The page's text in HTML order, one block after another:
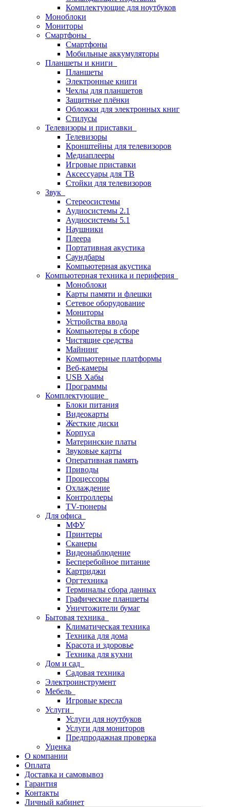
Комплектующие для ноутбуков
Моноблоки
Мониторы
Смартфоны
Смартфоны
Мобильные аккумуляторы
Планшеты и книги
Планшеты
Электронные книги
Чехлы для планшетов
Защитные плёнки
Обложки для электронных книг
Стилусы
Телевизоры и приставки
Телевизоры
Кронштейны для телевизоров
Медиаплееры
Игровые приставки
Аксессуары для ТВ
Стойки для телевизоров
Звук
Стереосистемы
Аудиосистемы 2.1
Аудиосистемы 5.1
Наушники
Плеера
Портативная акустика
Саундбары
Компьютерная акустика
Компьютерная техника и периферия
Моноблоки
Карты памяти и флешки
Сетевое оборудование
Мониторы
Устройства ввода
Компьютеры в сборе
Чистящие средства
Майнинг
Компьютерные платформы
Веб-камеры
USB Хабы
Программы
Комплектующие
Блоки питания
Видеокарты
Жесткие диски
Корпуса
Материнские платы
Звуковые карты
Оперативная память
Приводы
Процессоры
Охлаждение
Контроллеры
TV-тюнеры
Для офиса
МФУ
Принтеры
Сканеры
Видеонаблюдение
Бесперебойное питание
Картриджи
Оргтехника
Терминалы сбора данных
Графические планшеты
Уничтожители бумаг
Бытовая техника
Климатическая техника
Техника для дома
Красота и здоровье
Техника для кухни
Дом и сад
Садовая техника
Электроинструмент
Мебель
Игровые кресла
Услуги
Услуги для ноутбуков
Услуги для мониторов
Предпродажная проверка
Уценка
О компании
Оплата
Доставка и самовывоз
Гарантия
Контакты
Личный кабинет